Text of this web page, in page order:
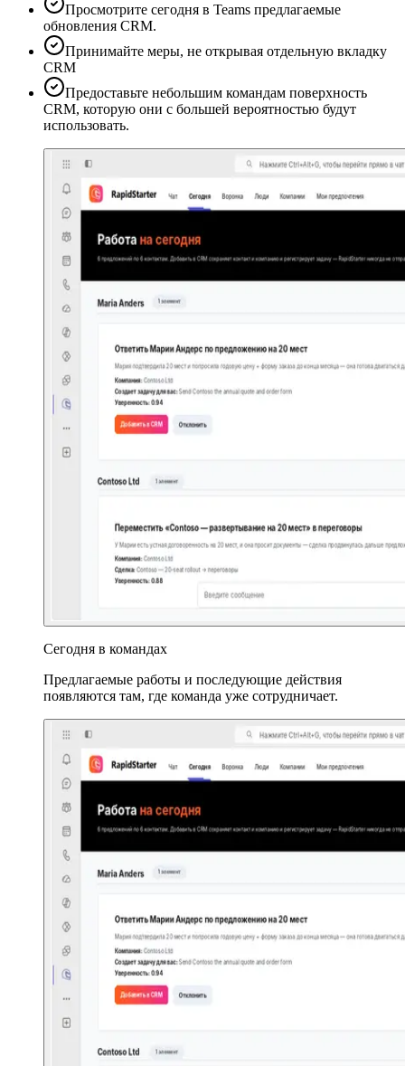
Просмотрите сегодня в Teams предлагаемые
обновления CRM.
Принимайте меры, не открывая отдельную вкладку
CRM
Предоставьте небольшим командам поверхность
CRM, которую они с большей вероятностью будут
использовать.
Сегодня в командах
Предлагаемые работы и последующие действия
появляются там, где команда уже сотрудничает.